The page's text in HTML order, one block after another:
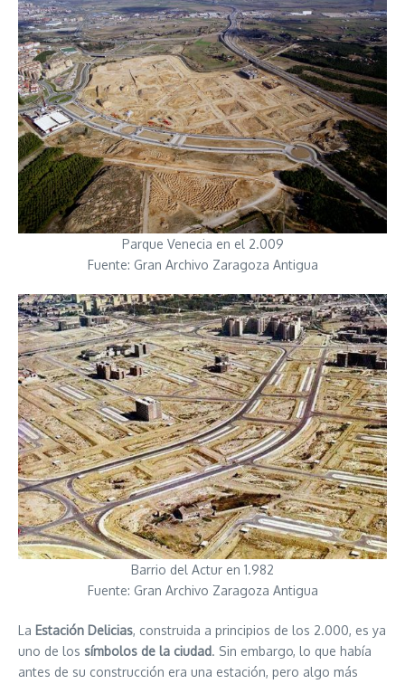
Parque Venecia en el 2.009
Fuente: Gran Archivo Zaragoza Antigua
Barrio del Actur en 1.982
Fuente: Gran Archivo Zaragoza Antigua
La Estación Delicias, construida a principios de los 2.000, es ya
uno de los símbolos de la ciudad. Sin embargo, lo que había
antes de su construcción era una estación, pero algo más